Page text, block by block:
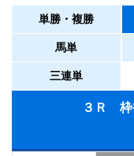
単勝・複勝
馬単
三連単
３Ｒ